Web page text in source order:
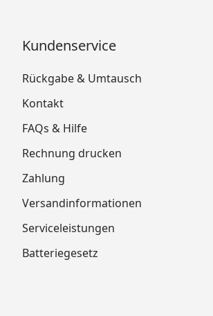
Kundenservice
Rückgabe & Umtausch
Kontakt
FAQs & Hilfe
Rechnung drucken
Zahlung
Versandinformationen
Serviceleistungen
Batteriegesetz